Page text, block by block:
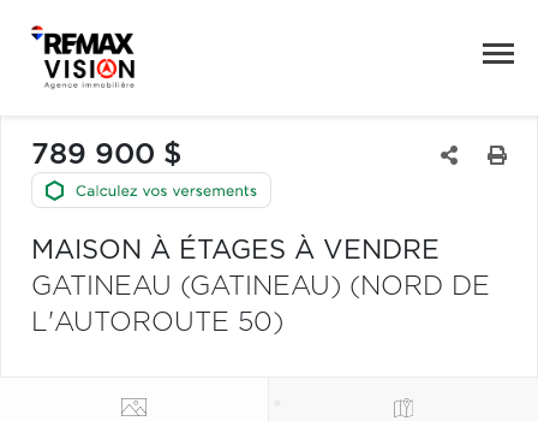
789 900 $
MAISON À ÉTAGES À VENDRE
GATINEAU (GATINEAU) (NORD DE
L'AUTOROUTE 50)